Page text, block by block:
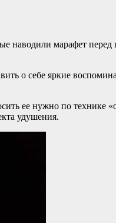
наводили марафет
о себе яркие
ее нужно по технике
удушения.